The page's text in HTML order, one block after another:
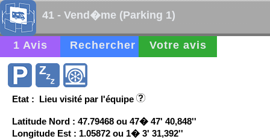
41 - Vend�me (Parking 1)
1 Avis Rechercher Votre avis
Etat : Lieu visité par l'équipe
Latitude Nord : 47.79468 ou 47� 47' 40,848''
Longitude Est : 1.05872 ou 1� 3' 31,392''